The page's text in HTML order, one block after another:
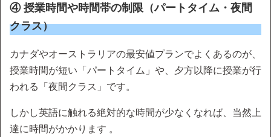
④ 授業時間や時間帯の制限（パートタイム・夜間
クラス）
カナダやオーストラリアの最安値プランでよくあるのが、
授業時間が短い「パートタイム」や、夕方以降に授業が行
われる「夜間クラス」です。
しかし英語に触れる絶対的な時間が少なくなれば、当然上
達に時間がかかります 。